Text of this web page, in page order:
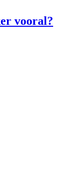
vooral?